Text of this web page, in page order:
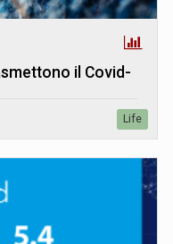
il Covid-
Life